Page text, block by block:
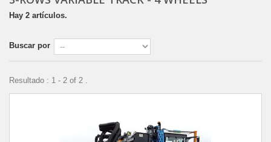
Hay 2 artículos.
Buscar por
Resultado : 1 - 2 of 2 .